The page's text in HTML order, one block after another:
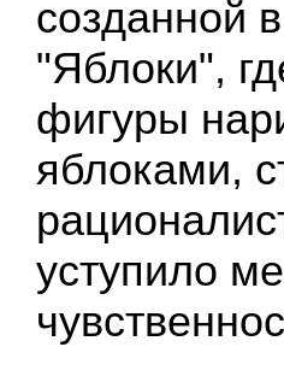
созданной
"Яблоки",
фигуры
яблоками,
уступило